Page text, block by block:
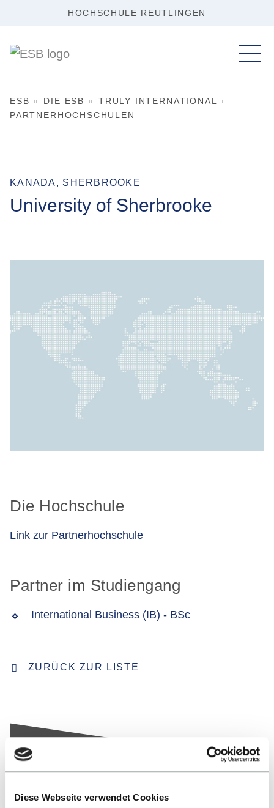
Diese Webseite verwendet Cookies
HOCHSCHULE REUTLINGEN
ESB DIE ESB
TRULY INTERNATIONAL
PARTNERHOCHSCHULEN
KANADA, SHERBROOKE
University of Sherbrooke
Die Hochschule
Link zur Partnerhochschule
Partner im Studiengang
International Business (IB) - BSc
ZURÜCK ZUR LISTE
Nach oben